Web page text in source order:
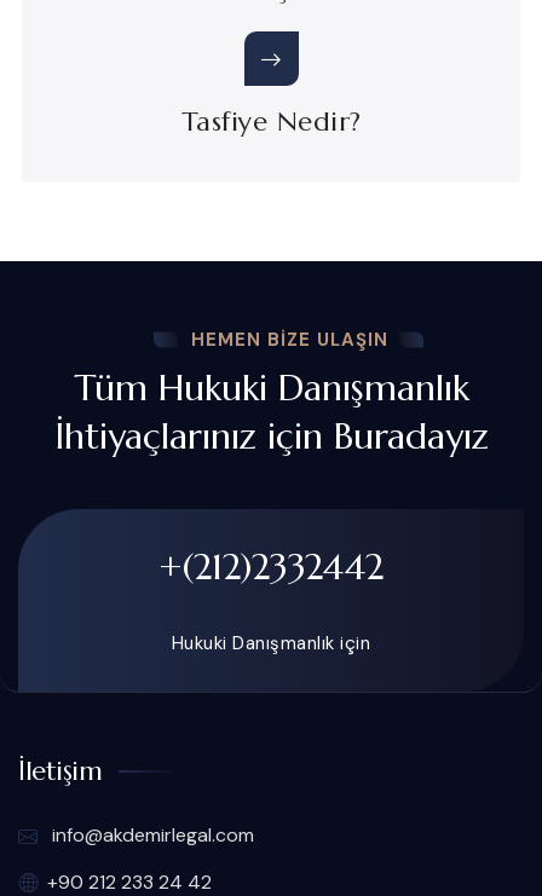
Tasfiye Nedir?
HEMEN BIZE ULAŞIN
Tüm Hukuki Danışmanlık
İhtiyaçlarınız için Buradayız
+(212)2332442
Hukuki Danışmanlık için
İletişim
info@akdemirlegal.com
+90 212 233 24 42